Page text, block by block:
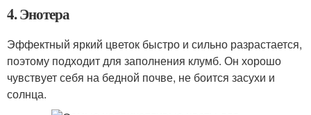
4. Энотера
Эффектный яркий цветок быстро и сильно разрастается,
поэтому подходит для заполнения клумб. Он хорошо
чувствует себя на бедной почве, не боится засухи и
солнца.